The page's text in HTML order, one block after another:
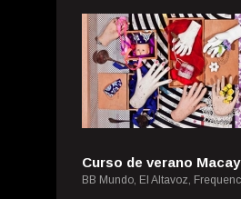
Curso de verano Macay
BB Mundo, El Altavoz,